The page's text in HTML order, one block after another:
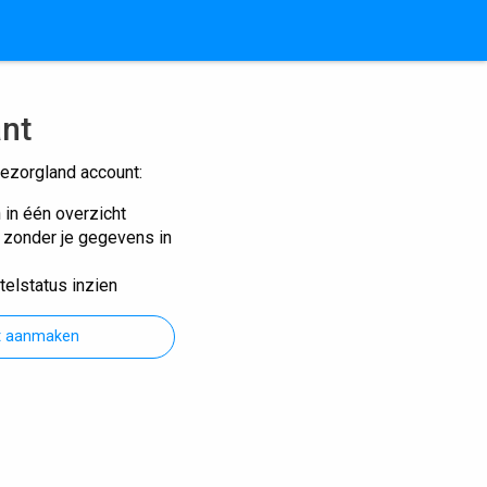
account:
één overzicht
je gegevens in
inzien